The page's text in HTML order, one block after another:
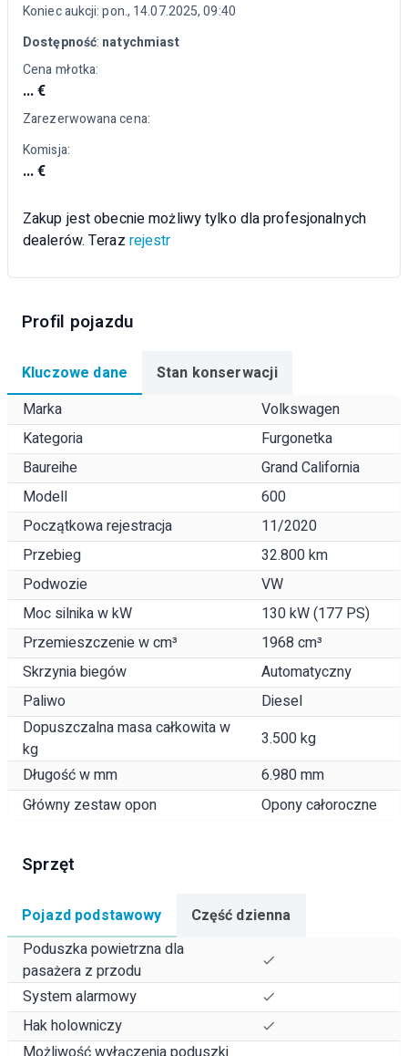
Koniec aukcji: pon., 14.07.2025, 09:40
Dostępność: natychmiast
Cena młotka:
... €
Zarezerwowana cena:
Komisja:
... €
Zakup jest obecnie możliwy tylko dla profesjonalnych
dealerów. Teraz rejestr
Profil pojazdu
Kluczowe dane
Stan konserwacji
Marka
Volkswagen
Kategoria
Furgonetka
Baureihe
Grand California
Modell
600
Początkowa rejestracja
11/2020
Przebieg
32.800 km
Podwozie
VW
Moc silnika w kW
130 kW (177 PS)
Przemieszczenie w cm³
1968 cm³
Skrzynia biegów
Automatyczny
Paliwo
Diesel
Dopuszczalna masa całkowita w
kg
3.500 kg
Długość w mm
6.980 mm
Główny zestaw opon
Opony całoroczne
Sprzęt
Pojazd podstawowy
Część dzienna
Poduszka powietrzna dla
pasażera z przodu
System alarmowy
Hak holowniczy